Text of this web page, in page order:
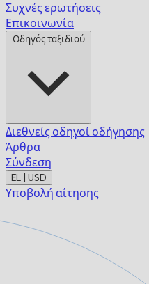
Συχνές ερωτήσεις
Επικοινωνία
Οδηγός ταξιδιού
Διεθνείς οδηγοί οδήγησης
Άρθρα
Σύνδεση
EL | USD
Υποβολή αίτησης